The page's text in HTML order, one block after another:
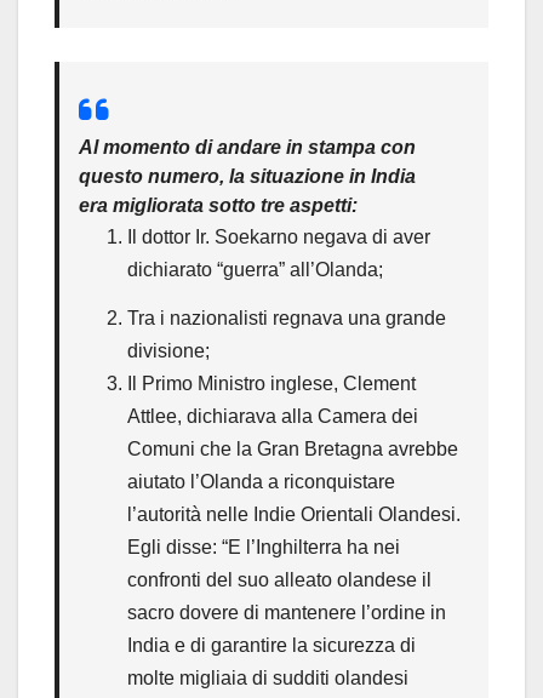
Al momento di andare in stampa con
questo numero, la situazione in India
era migliorata sotto tre aspetti:
Il dottor Ir. Soekarno negava di aver
dichiarato “guerra” all’Olanda;
Tra i nazionalisti regnava una grande
divisione;
Il Primo Ministro inglese, Clement
Attlee, dichiarava alla Camera dei
Comuni che la Gran Bretagna avrebbe
aiutato l’Olanda a riconquistare
l’autorità nelle Indie Orientali Olandesi.
Egli disse: “E l’Inghilterra ha nei
confronti del suo alleato olandese il
sacro dovere di mantenere l’ordine in
India e di garantire la sicurezza di
molte migliaia di sudditi olandesi